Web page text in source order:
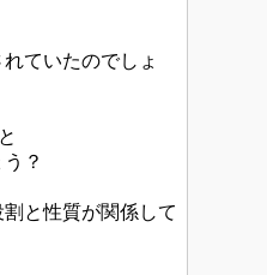
ていたのでしょ
？
と性質が関係して